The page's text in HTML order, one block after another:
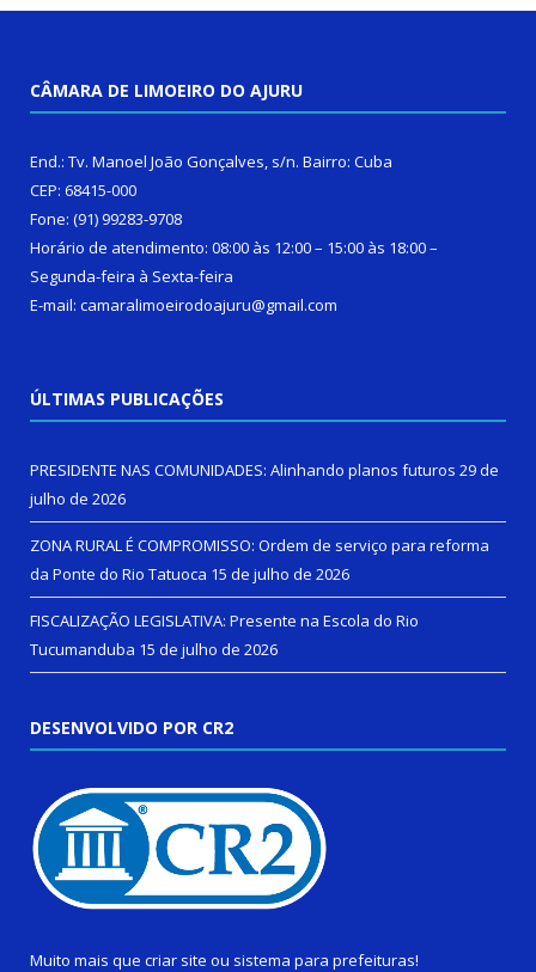
CÂMARA DE LIMOEIRO DO AJURU
End.: Tv. Manoel João Gonçalves, s/n. Bairro: Cuba
CEP: 68415-000
Fone: (91) 99283-9708
Horário de atendimento: 08:00 às 12:00 – 15:00 às 18:00 –
Segunda-feira à Sexta-feira
E-mail: camaralimoeirodoajuru@gmail.com
ÚLTIMAS PUBLICAÇÕES
PRESIDENTE NAS COMUNIDADES: Alinhando planos futuros 29 de
julho de 2026
ZONA RURAL É COMPROMISSO: Ordem de serviço para reforma
da Ponte do Rio Tatuoca 15 de julho de 2026
FISCALIZAÇÃO LEGISLATIVA: Presente na Escola do Rio
Tucumanduba 15 de julho de 2026
DESENVOLVIDO POR CR2
Muito mais que criar site ou sistema para prefeituras!